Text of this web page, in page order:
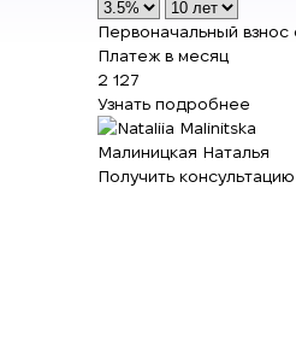
Первоначальный взнос
Платеж в месяц
2 127
Узнать подробнее
Малиницкая Наталья
Получить консультацию